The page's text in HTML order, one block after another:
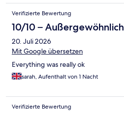
Verifizierte Bewertung
10/10 – Außergewöhnlich
20. Juli 2026
Mit Google übersetzen
Everything was really ok
sarah, Aufenthalt von 1 Nacht
Verifizierte Bewertung